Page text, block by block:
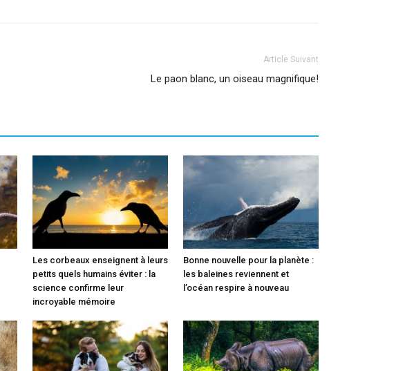
Article Suivant
Le paon blanc, un oiseau magnifique!
Les corbeaux enseignent à leurs
petits quels humains éviter : la
science confirme leur
incroyable mémoire
Bonne nouvelle pour la planète :
les baleines reviennent et
l’océan respire à nouveau